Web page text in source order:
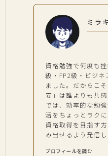
ミラ
資格勉強で何度も
級・FP2級・ビジ
ました。だからこ
安」は誰よりも共
では、効率的な勉
活をちょっとラク
資格取得を目指す
み出せるよう発信し
プロフィールを読む